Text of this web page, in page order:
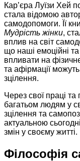
Кар’єра Луїзи Хей
стала відомою
самодопомоги. Її
Мудрість жінки,
вплив на світ
що наші емоційні
впливати на
та афірмації
зцілення.
Через свої праці та
багатьом людям у
зцілення та
актуальною
змін у своєму житті.
Філософія